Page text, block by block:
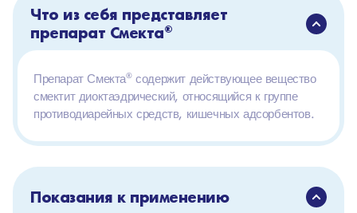
Что из себя представляет
препарат Смекта®
Препарат Смекта®содержит действующее вещество
смектит диоктаэдрический, относящийся к группе
противодиарейных средств, кишечных адсорбентов.
Показания к применению